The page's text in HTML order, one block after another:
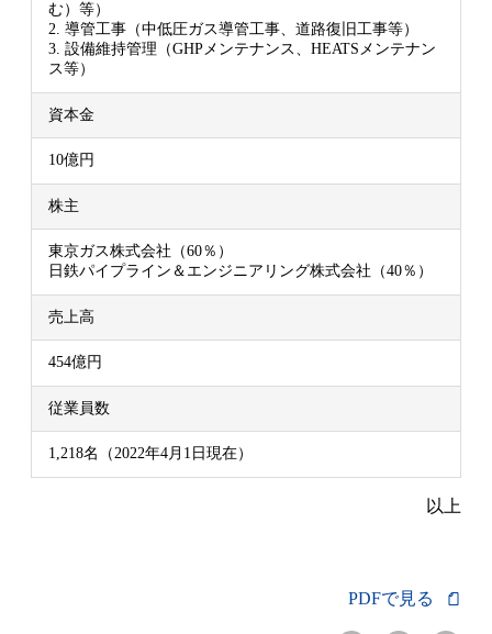
む）等）
2. 導管工事（中低圧ガス導管工事、道路復旧工事等）
3. 設備維持管理（GHPメンテナンス、HEATSメンテナン
ス等）
資本金
10億円
株主
東京ガス株式会社（60％）
日鉄パイプライン＆エンジニアリング株式会社（40％）
売上高
454億円
従業員数
1,218名（2022年4月1日現在）
以上
PDFで見る